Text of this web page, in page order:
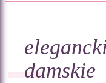
damskie